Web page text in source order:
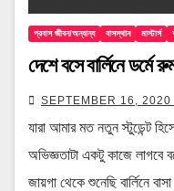
প্রবাস জীবন/অন্যান্য বাসস্থান মাস্টার্স
দেশে বসে বার্লিনে ডর্মে
SEPTEMBER 16, 2020
যারা আমার মত নতুন স্টুডেন্ট
অভিজ্ঞতাটা একটু কাজে লাগবে
জায়গা থেকে শুনেছি বার্লিনে